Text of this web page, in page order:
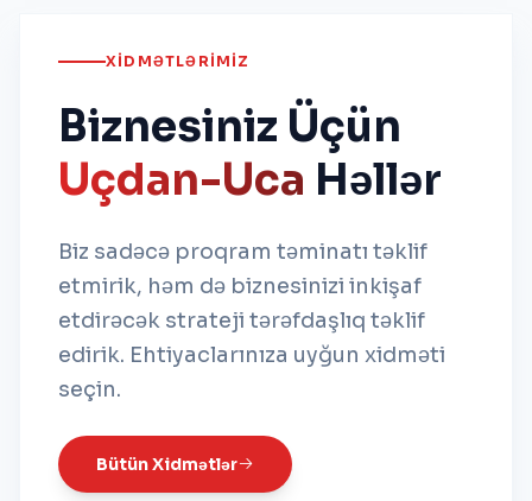
XIDMƏTLƏRIMIZ
Biznesiniz Üçün
Uçdan-Uca Həllər
Biz sadəcə proqram təminatı təklif
etmirik, həm də biznesinizi inkişaf
etdirəcək strateji tərəfdaşlıq təklif
edirik. Ehtiyaclarınıza uyğun xidməti
seçin.
Bütün Xidmətlər